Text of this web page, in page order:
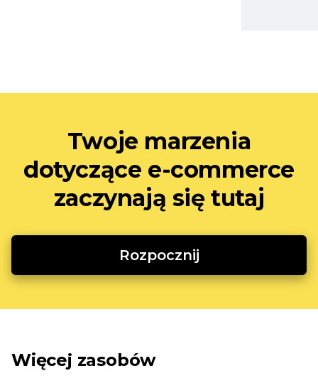
Twoje marzenia
dotyczące e-commerce
zaczynają się tutaj
Rozpocznij
Więcej zasobów